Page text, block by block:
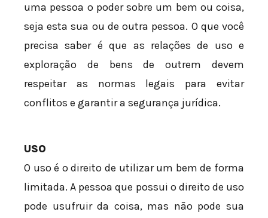
uma pessoa o poder sobre um bem ou coisa,
seja esta sua ou de outra pessoa. O que você
precisa saber é que as relações de uso e
exploração de bens de outrem devem
respeitar as normas legais para evitar
conflitos e garantir a segurança jurídica.
USO
O uso é o direito de utilizar um bem de forma
limitada. A pessoa que possui o direito de uso
pode usufruir da coisa, mas não pode sua